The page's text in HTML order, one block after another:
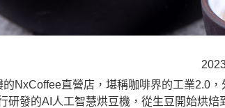
NxCoffee直營店，堪稱咖啡界的工業2.0
研發的AI人工智慧烘豆機，從生豆開始烘